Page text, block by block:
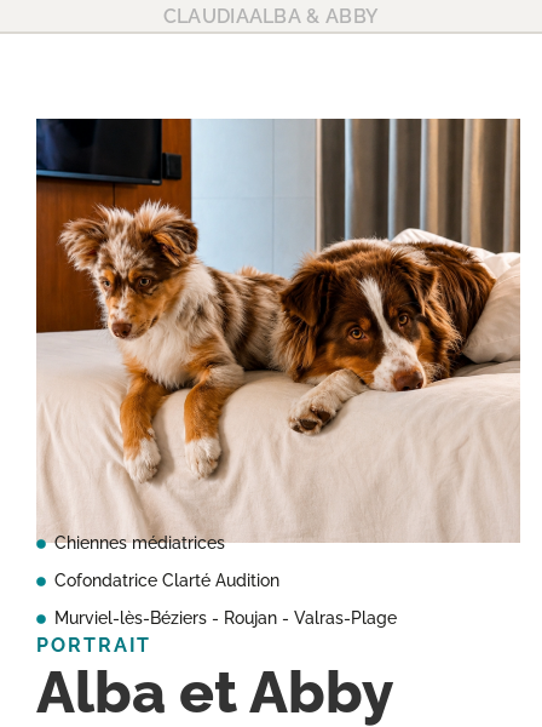
CLAUDIAALBA & ABBY
Chiennes médiatrices
Cofondatrice Clarté Audition
Murviel-lès-Béziers - Roujan - Valras-Plage
PORTRAIT
Alba et Abby